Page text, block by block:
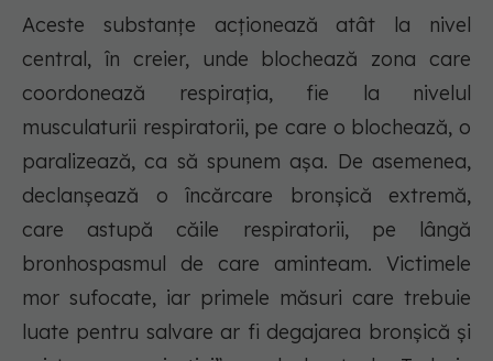
Aceste substanțe acționează atât la nivel
central, în creier, unde blochează zona care
coordonează respirația, fie la nivelul
musculaturii respiratorii, pe care o blochează, o
paralizează, ca să spunem așa. De asemenea,
declanșează o încărcare bronșică extremă,
care astupă căile respiratorii, pe lângă
bronhospasmul de care aminteam. Victimele
mor sufocate, iar primele măsuri care trebuie
luate pentru salvare ar fi degajarea bronșică și